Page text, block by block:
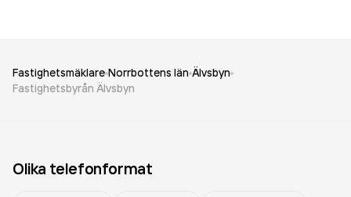
Fastighetsmäklare Norrbottens län Älvsbyn
Fastighetsbyrån Älvsbyn
Olika telefonformat